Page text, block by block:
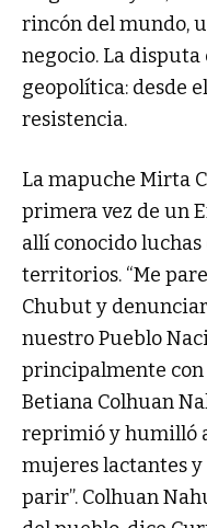
rincón del mundo,
negocio. La disputa
geopolítica: desde
resistencia.
La mapuche Mirta
primera vez de un
allí conocido
territorios. “Me
Chubut y
nuestro Pueblo
principalmente con
Betiana Colhuan
reprimió y humilló
mujeres lactantes
parir”. Colhuan